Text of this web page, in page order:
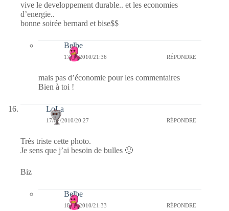
vive le developpement durable.. et les economies
d’energie..
bonne soirée bernard et bise$$
Belbe
17/02/2010/21:36 RÉPONDRE
mais pas d’économie pour les commentaires
Bien à toi !
LoLa
17/02/2010/20:27 RÉPONDRE
Très triste cette photo.
Je sens que j’ai besoin de bulles 🙂
Biz
Belbe
18/02/2010/21:33 RÉPONDRE